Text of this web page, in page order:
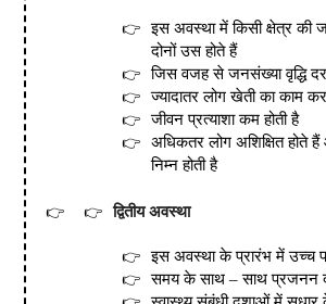
इस अवस्था में किसी क्षेत्र की
दोनों उस होते हैं
जिस वजह से जनसंख्या वृद्धि दर
ज्यादातर लोग खेती का काम
जीवन प्रत्याशा कम होती है
अधिकतर लोग अशिक्षित होते
निम्न होती है
द्वितीय अवस्था
इस अवस्था के प्रारंभ में उच्च
समय के साथ – साथ प्रजनन